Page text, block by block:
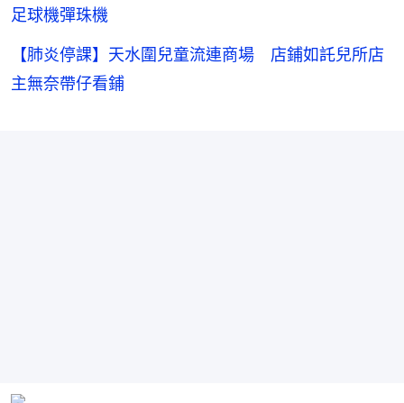
足球機彈珠機
【肺炎停課】天水圍兒童流連商場 店鋪如託兒所店
主無奈帶仔看鋪